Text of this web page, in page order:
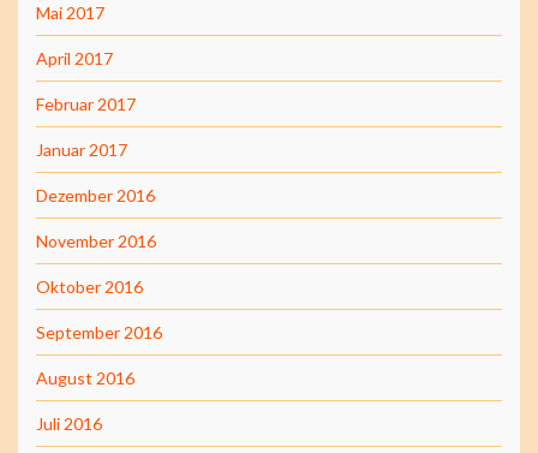
Mai 2017
April 2017
Februar 2017
Januar 2017
Dezember 2016
November 2016
Oktober 2016
September 2016
August 2016
Juli 2016